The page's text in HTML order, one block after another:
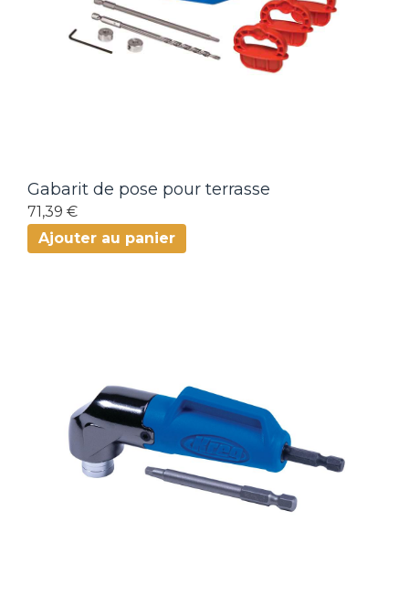
Gabarit de pose pour terrasse
71,39 €
Ajouter au panier